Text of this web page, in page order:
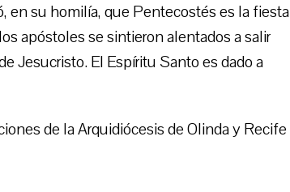
en su homilía, que Pentecostés es la fiesta
apóstoles se sintieron alentados a salir
Jesucristo. El Espíritu Santo es dado a
de la Arquidiócesis de Olinda y Recife